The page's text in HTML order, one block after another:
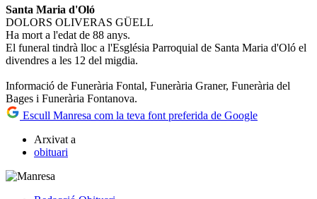
Santa Maria d'Oló
DOLORS OLIVERAS GÜELL
Ha mort a l'edat de 88 anys.
El funeral tindrà lloc a l'Església Parroquial de Santa Maria d'Oló el
divendres a les 12 del migdia.
Informació de Funerària Fontal, Funerària Graner, Funerària del
Bages i Funerària Fontanova.
Escull Manresa com la teva font preferida de Google
Arxivat a
obituari